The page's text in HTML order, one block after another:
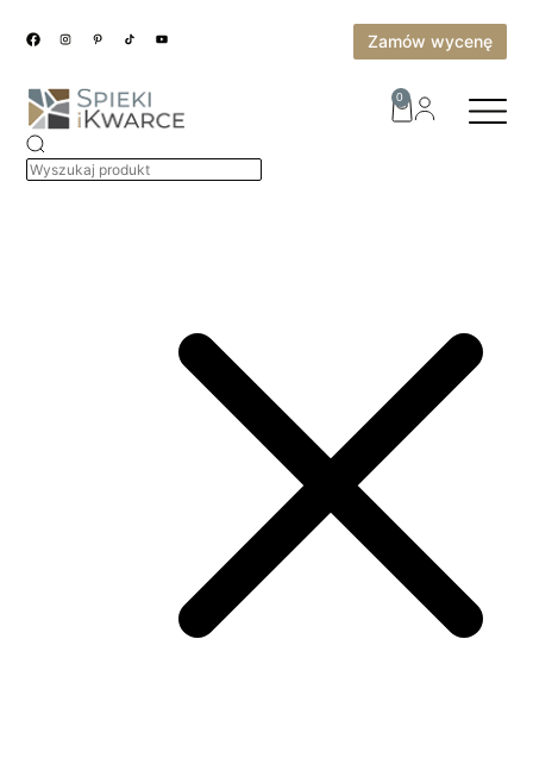
Zamów wycenę
0